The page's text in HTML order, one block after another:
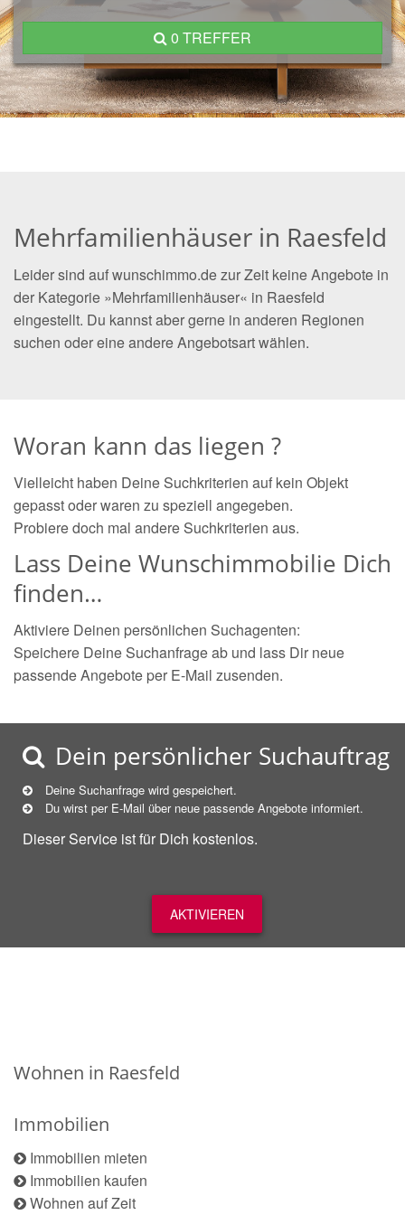
0 TREFFER
Mehrfamilienhäuser in Raesfeld
Leider sind auf wunschimmo.de zur Zeit keine Angebote in
der Kategorie »Mehrfamilienhäuser« in Raesfeld
eingestellt. Du kannst aber gerne in anderen Regionen
suchen oder eine andere Angebotsart wählen.
Woran kann das liegen ?
Vielleicht haben Deine Suchkriterien auf kein Objekt
gepasst oder waren zu speziell angegeben.
Probiere doch mal andere Suchkriterien aus.
Lass Deine Wunschimmobilie Dich
finden…
Aktiviere Deinen persönlichen Suchagenten:
Speichere Deine Suchanfrage ab und lass Dir neue
passende Angebote per E-Mail zusenden.
Dein persönlicher Suchauftrag
Deine Suchanfrage wird gespeichert.
Du wirst per E-Mail über neue passende Angebote informiert.
Dieser Service ist für Dich kostenlos.
AKTIVIEREN
Wohnen in Raesfeld
Immobilien
Immobilien mieten
Immobilien kaufen
Wohnen auf Zeit